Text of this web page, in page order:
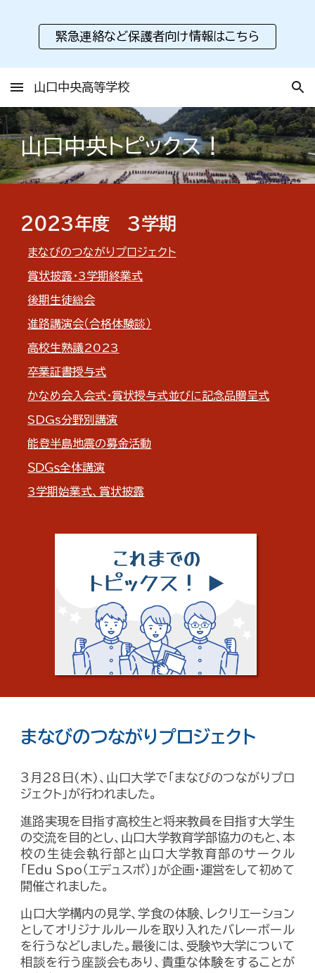
Skip to main content Skip to navigation
緊急連絡など保護者向け情報はこちら
山口中央高等学校
山口中央トピックス！
２０２3年度 3学期
まなびのつながりプロジェクト
賞状披露・3学期終業式
後期生徒総会
進路講演会（合格体験談）
高校生熟議2023
卒業証書授与式
かなめ会入会式・賞状授与式並びに記念品贈呈式
SDGs分野別講演
能登半島地震の募金活動
ＳＤＧｓ全体講演
3学期始業式、賞状披露
まなびのつながりプロジェクト
3月28日(木)、山口大学で「まなびのつながりプロ
ジェクト」が行われました。
進路実現を目指す高校生と将来教員を目指す大学生
の交流を目的とし、山口大学教育学部協力のもと、本
校の生徒会執行部と山口大学教育部のサークル
「Edu Spo（エデュスポ）」が企画・運営をして初めて
開催されました。
山口大学構内の見学、学食の体験、レクリエーション
としてオリジナルルールを取り入れたバレーボール
を行うなどしました。最後には、受験や大学について
相談を行う座談会もあり、貴重な体験をすることが